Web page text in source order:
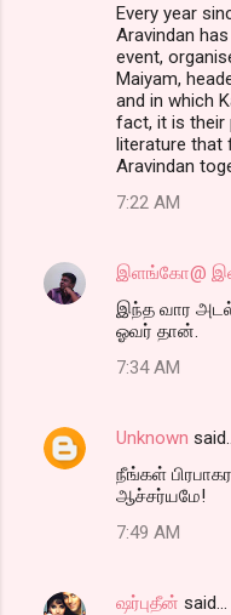
Every year
Aravindan
event,
Maiyam,
and in which
fact, it is their
literature that
Aravindan
7:22 AM
இளங்கோ@
இந்த வார
ஓவர் தான்.
7:34 AM
Unknown said…
நீங்கள்
ஆச்சர்யமே!
7:49 AM
ஷர்புதீன் said…